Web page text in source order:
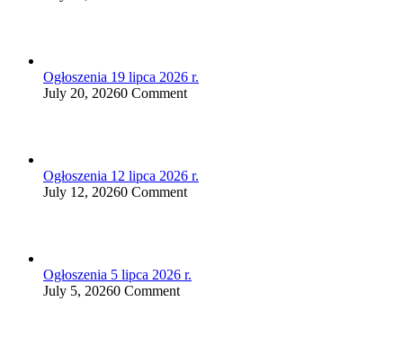
Ogłoszenia 19 lipca 2026 r.
July 20, 20260 Comment
Ogłoszenia 12 lipca 2026 r.
July 12, 20260 Comment
Ogłoszenia 5 lipca 2026 r.
July 5, 20260 Comment